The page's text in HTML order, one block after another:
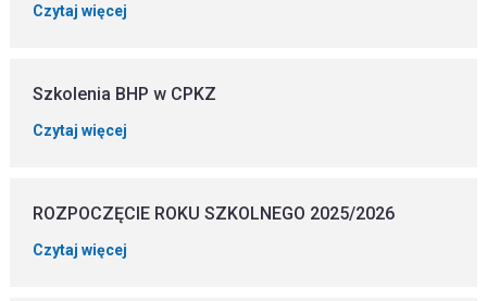
Czytaj więcej
Szkolenia BHP w CPKZ
Czytaj więcej
ROZPOCZĘCIE ROKU SZKOLNEGO 2025/2026
Czytaj więcej